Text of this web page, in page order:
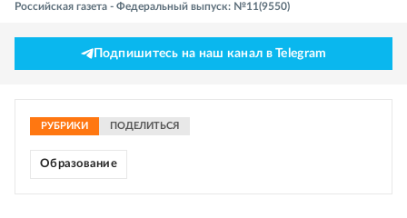
Российская газета - Федеральный выпуск: №11(9550)
Подпишитесь на наш канал в Telegram
РУБРИКИ ПОДЕЛИТЬСЯ
Образование